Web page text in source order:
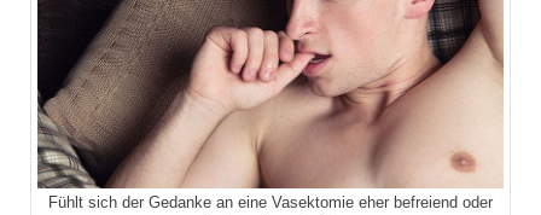
Fühlt sich der Gedanke an eine Vasektomie eher befreiend oder